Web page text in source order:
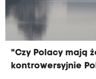
"Czy Polacy mają
kontrowersyjnie